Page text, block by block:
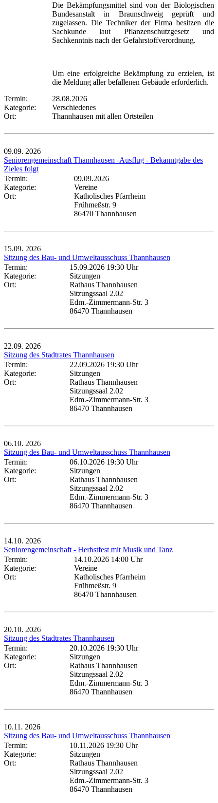
Die Bekämpfungsmittel sind von der Biologischen
Bundesanstalt in Braunschweig geprüft und
zugelassen. Die Techniker der Firma besitzen die
Sachkunde laut Pflanzenschutzgesetz und
Sachkenntnis nach der Gefahrstoffverordnung.
Um eine erfolgreiche Bekämpfung zu erzielen, ist
die Meldung aller befallenen Gebäude erforderlich.
Termin:
28.08.2026
Kategorie:
Verschiedenes
Ort:
Thannhausen mit allen Ortsteilen
09.09. 2026
Seniorengemeinschaft Thannhausen -Ausflug - Bekanntgabe des
Zieles folgt
Termin:
09.09.2026
Kategorie:
Vereine
Ort:
Katholisches Pfarrheim
Frühmeßstr. 9
86470 Thannhausen
15.09. 2026
Sitzung des Bau- und Umweltausschuss Thannhausen
Termin:
15.09.2026 19:30 Uhr
Kategorie:
Sitzungen
Ort:
Rathaus Thannhausen
Sitzungssaal 2.02
Edm.-Zimmermann-Str. 3
86470 Thannhausen
22.09. 2026
Sitzung des Stadtrates Thannhausen
Termin:
22.09.2026 19:30 Uhr
Kategorie:
Sitzungen
Ort:
Rathaus Thannhausen
Sitzungssaal 2.02
Edm.-Zimmermann-Str. 3
86470 Thannhausen
06.10. 2026
Sitzung des Bau- und Umweltausschuss Thannhausen
Termin:
06.10.2026 19:30 Uhr
Kategorie:
Sitzungen
Ort:
Rathaus Thannhausen
Sitzungssaal 2.02
Edm.-Zimmermann-Str. 3
86470 Thannhausen
14.10. 2026
Seniorengemeinschaft - Herbstfest mit Musik und Tanz
Termin:
14.10.2026 14:00 Uhr
Kategorie:
Vereine
Ort:
Katholisches Pfarrheim
Frühmeßstr. 9
86470 Thannhausen
20.10. 2026
Sitzung des Stadtrates Thannhausen
Termin:
20.10.2026 19:30 Uhr
Kategorie:
Sitzungen
Ort:
Rathaus Thannhausen
Sitzungssaal 2.02
Edm.-Zimmermann-Str. 3
86470 Thannhausen
10.11. 2026
Sitzung des Bau- und Umweltausschuss Thannhausen
Termin:
10.11.2026 19:30 Uhr
Kategorie:
Sitzungen
Ort:
Rathaus Thannhausen
Sitzungssaal 2.02
Edm.-Zimmermann-Str. 3
86470 Thannhausen